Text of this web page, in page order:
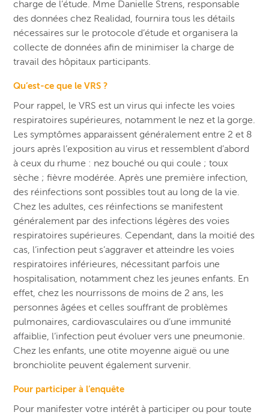
charge de l’étude. Mme Danielle Strens, responsable
des données chez Realidad, fournira tous les détails
nécessaires sur le protocole d’étude et organisera la
collecte de données afin de minimiser la charge de
travail des hôpitaux participants.
Qu’est-ce que le VRS ?
Pour rappel, le VRS est un virus qui infecte les voies
respiratoires supérieures, notamment le nez et la gorge.
Les symptômes apparaissent généralement entre 2 et 8
jours après l’exposition au virus et ressemblent d’abord
à ceux du rhume : nez bouché ou qui coule ; toux
sèche ; fièvre modérée. Après une première infection,
des réinfections sont possibles tout au long de la vie.
Chez les adultes, ces réinfections se manifestent
généralement par des infections légères des voies
respiratoires supérieures. Cependant, dans la moitié des
cas, l’infection peut s’aggraver et atteindre les voies
respiratoires inférieures, nécessitant parfois une
hospitalisation, notamment chez les jeunes enfants. En
effet, chez les nourrissons de moins de 2 ans, les
personnes âgées et celles souffrant de problèmes
pulmonaires, cardiovasculaires ou d’une immunité
affaiblie, l’infection peut évoluer vers une pneumonie.
Chez les enfants, une otite moyenne aiguë ou une
bronchiolite peuvent également survenir.
Pour participer à l’enquête
Pour manifester votre intérêt à participer ou pour toute